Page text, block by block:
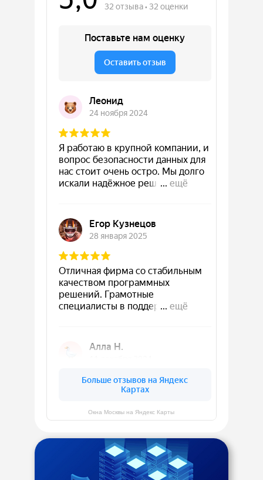
Окна Москвы на Яндекс Карты